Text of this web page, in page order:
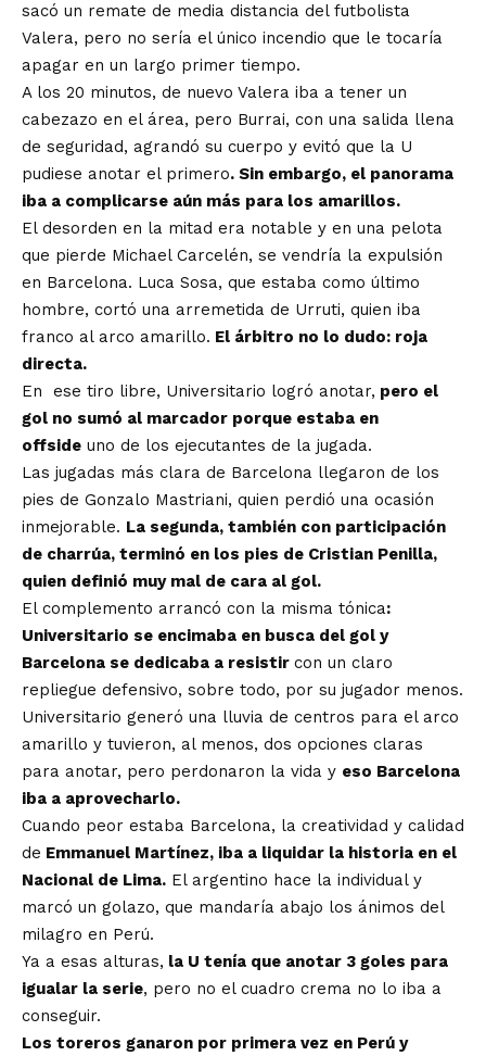
sacó un remate de media distancia del futbolista
Valera, pero no sería el único incendio que le tocaría
apagar en un largo primer tiempo.
A los 20 minutos, de nuevo Valera iba a tener un
cabezazo en el área, pero Burrai, con una salida llena
de seguridad, agrandó su cuerpo y evitó que la U
pudiese anotar el primero. Sin embargo, el panorama
iba a complicarse aún más para los amarillos.
El desorden en la mitad era notable y en una pelota
que pierde Michael Carcelén, se vendría la expulsión
en Barcelona. Luca Sosa, que estaba como último
hombre, cortó una arremetida de Urruti, quien iba
franco al arco amarillo. El árbitro no lo dudo: roja
directa.
En ese tiro libre, Universitario logró anotar, pero el
gol no sumó al marcador porque estaba en
offside uno de los ejecutantes de la jugada.
Las jugadas más clara de Barcelona llegaron de los
pies de Gonzalo Mastriani, quien perdió una ocasión
inmejorable. La segunda, también con participación
de charrúa, terminó en los pies de Cristian Penilla,
quien definió muy mal de cara al gol.
El complemento arrancó con la misma tónica:
Universitario se encimaba en busca del gol y
Barcelona se dedicaba a resistir con un claro
repliegue defensivo, sobre todo, por su jugador menos.
Universitario generó una lluvia de centros para el arco
amarillo y tuvieron, al menos, dos opciones claras
para anotar, pero perdonaron la vida y eso Barcelona
iba a aprovecharlo.
Cuando peor estaba Barcelona, la creatividad y calidad
de Emmanuel Martínez, iba a liquidar la historia en el
Nacional de Lima. El argentino hace la individual y
marcó un golazo, que mandaría abajo los ánimos del
milagro en Perú.
Ya a esas alturas, la U tenía que anotar 3 goles para
igualar la serie, pero no el cuadro crema no lo iba a
conseguir.
Los toreros ganaron por primera vez en Perú y